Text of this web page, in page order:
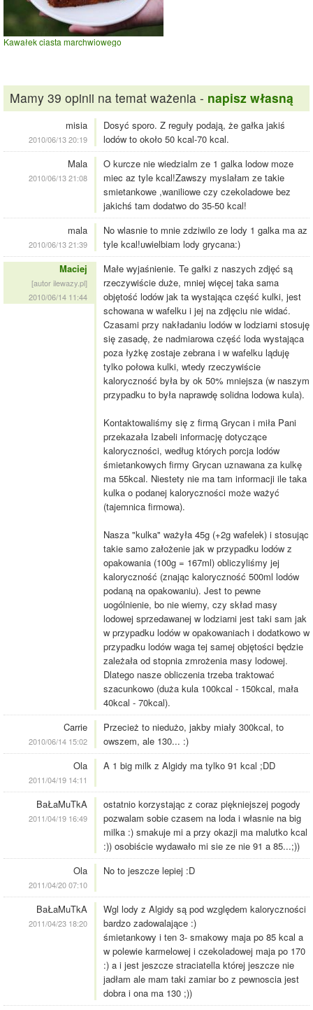
Kawałek ciasta marchwiowego
Mamy 39 opinii na temat ważenia - napisz własną
misia
2010/06/13 20:19
Dosyć sporo. Z reguły podają, że gałka jakiś
lodów to około 50 kcal-70 kcal.
Mala
2010/06/13 21:08
O kurcze nie wiedzialm ze 1 galka lodow moze
miec az tyle kcal!Zawszy myslałam ze takie
smietankowe ,waniliowe czy czekoladowe bez
jakichś tam dodatwo do 35-50 kcal!
mala
2010/06/13 21:39
No wlasnie to mnie zdziwilo ze lody 1 galka ma az
tyle kcal!uwielbiam lody grycana:)
Maciej
[autor ilewazy.pl]
2010/06/14 11:44
Małe wyjaśnienie. Te gałki z naszych zdjęć są
rzeczywiście duże, mniej więcej taka sama
objętość lodów jak ta wystająca część kulki, jest
schowana w wafelku i jej na zdjęciu nie widać.
Czasami przy nakładaniu lodów w lodziarni stosuję
się zasadę, że nadmiarowa część loda wystająca
poza łyżkę zostaje zebrana i w wafelku ląduję
tylko połowa kulki, wtedy rzeczywiście
kaloryczność była by ok 50% mniejsza (w naszym
przypadku to była naprawdę solidna lodowa kula).
Kontaktowaliśmy się z firmą Grycan i miła Pani
przekazała Izabeli informację dotyczące
kaloryczności, według których porcja lodów
śmietankowych firmy Grycan uznawana za kulkę
ma 55kcal. Niestety nie ma tam informacji ile taka
kulka o podanej kaloryczności może ważyć
(tajemnica firmowa).
Nasza "kulka" ważyła 45g (+2g wafelek) i stosując
takie samo założenie jak w przypadku lodów z
opakowania (100g = 167ml) obliczyliśmy jej
kaloryczność (znając kaloryczność 500ml lodów
podaną na opakowaniu). Jest to pewne
uogólnienie, bo nie wiemy, czy skład masy
lodowej sprzedawanej w lodziarni jest taki sam jak
w przypadku lodów w opakowaniach i dodatkowo w
przypadku lodów waga tej samej objętości będzie
zależała od stopnia zmrożenia masy lodowej.
Dlatego nasze obliczenia trzeba traktować
szacunkowo (duża kula 100kcal - 150kcal, mała
40kcal - 70kcal).
Carrie
2010/06/14 15:02
Przecież to niedużo, jakby miały 300kcal, to
owszem, ale 130... :)
Ola
2011/04/19 14:11
A 1 big milk z Algidy ma tylko 91 kcal ;DD
BaŁaMuTkA
2011/04/19 16:49
ostatnio korzystając z coraz piękniejszej pogody
pozwalam sobie czasem na loda i własnie na big
milka :) smakuje mi a przy okazji ma malutko kcal
:)) osobiście wydawało mi sie ze nie 91 a 85...;))
Ola
2011/04/20 07:10
No to jeszcze lepiej :D
BaŁaMuTkA
2011/04/23 18:20
Wgl lody z Algidy są pod względem kaloryczności
bardzo zadowalające :)
śmietankowy i ten 3- smakowy maja po 85 kcal a
w polewie karmelowej i czekoladowej maja po 170
:) a i jest jeszcze straciatella której jeszcze nie
jadłam ale mam taki zamiar bo z pewnoscia jest
dobra i ona ma 130 ;))